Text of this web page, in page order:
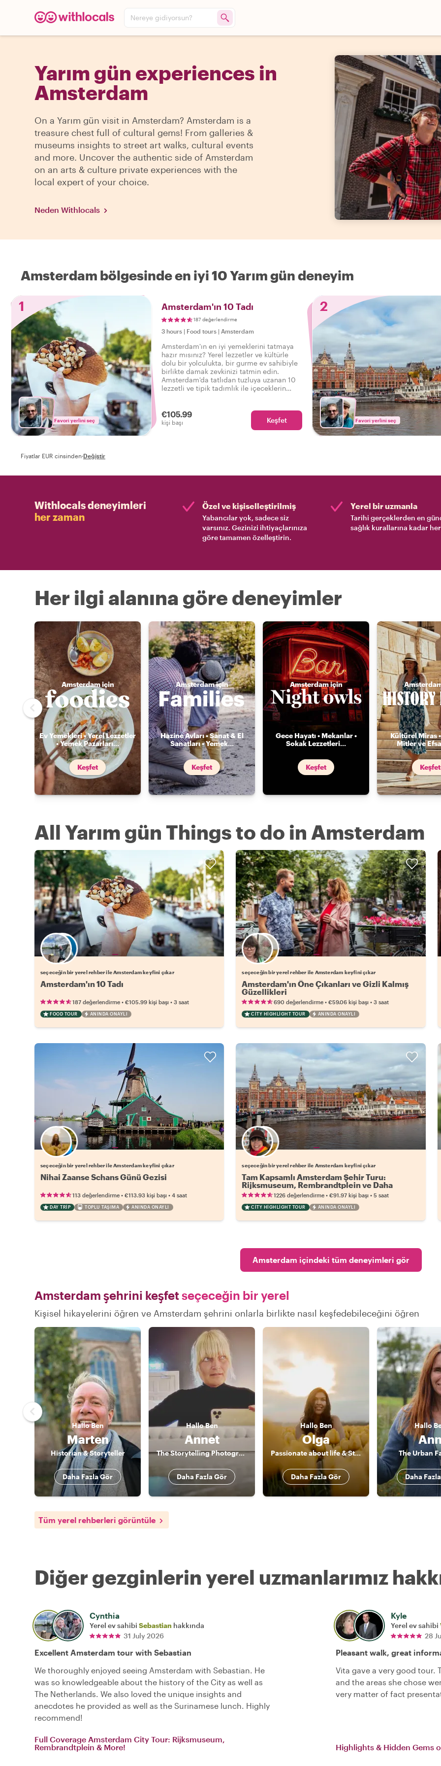
Nereye gidiyorsun?
Yarım gün experiences in
Amsterdam
On a Yarım gün visit in Amsterdam? Amsterdam is a
treasure chest full of cultural gems! From galleries &
museums insights to street art walks, cultural events
and more. Uncover the authentic side of Amsterdam
on an arts & culture private experiences with the
local expert of your choice.
Neden Withlocals
Amsterdam bölgesinde en iyi 10 Yarım gün deneyim
1
Favori yerlini seç
Amsterdam'ın 10 Tadı
187 değerlendirme
3 hours | Food tours | Amsterdam
Amsterdam'ın en iyi yemeklerini tatmaya
hazır mısınız? Yerel lezzetler ve kültürle
dolu bir yolculukta, bir gurme ev sahibiyle
birlikte damak zevkinizi tatmin edin.
Amsterdam'da tatlıdan tuzluya uzanan 10
lezzetli ve tipik tadımlık ile içeceklerin
€105.99
kişi başı Keşfet
2
Favori yerlini seç
Fiyatlar EUR cinsinden·Değiştir
Withlocals deneyimleri
her zaman
Özel ve kişiselleştirilmiş
Yabancılar yok, sadece siz
varsınız. Gezinizi ihtiyaçlarınıza
göre tamamen özelleştirin.
Yerel bir uzmanla
Tarihi gerçeklerden en
sağlık kurallarına kadar
Her ilgi alanına göre deneyimler
Amsterdam için
Ev Yemekleri • Yerel Lezzetler
• Yemek Pazarları...
Keşfet
Amsterdam için
Hazine Avları • Sanat & El
Sanatları • Yemek...
Keşfet
Amsterdam için
Gece Hayatı • Mekanlar •
Sokak Lezzetleri...
Keşfet
Kültürel Miras
Mitler ve
Keşfet
All Yarım gün Things to do in Amsterdam
Favori yerel rehberini seç
seçeceğin bir yerel rehber ile Amsterdam keyfini çıkar
Amsterdam'ın 10 Tadı
187 değerlendirme • €105.99 kişi başı • 3 saat
FOOD TOUR ANINDA ONAYLI
Favori yerel rehberini seç
seçeceğin bir yerel rehber ile Amsterdam keyfini çıkar
Amsterdam'ın Öne Çıkanları ve Gizli Kalmış
Güzellikleri
690 değerlendirme •€59.06 kişi başı •3 saat
CITY HIGHLIGHT TOUR ANINDA ONAYLI
Favori yerel rehberini seç
seçeceğin bir yerel rehber ile Amsterdam keyfini çıkar
Nihai Zaanse Schans Günü Gezisi
113 değerlendirme • €113.93 kişi başı • 4 saat
DAY TRIP TOPLU TAŞIMA ANINDA ONAYLI
Favori yerel rehberini seç
seçeceğin bir yerel rehber ile Amsterdam keyfini çıkar
Tam Kapsamlı Amsterdam Şehir Turu:
Rijksmuseum, Rembrandtplein ve Daha
Fazlası! 1226 değerlendirme •€91.97 kişi başı •5 saat
CITY HIGHLIGHT TOUR ANINDA ONAYLI
Amsterdam içindeki tüm deneyimleri gör
Amsterdam şehrini keşfetseçeceğin bir yerel
Kişisel hikayelerini öğren ve Amsterdam şehrini onlarla birlikte nasıl keşfedebileceğini öğren
HalloBen
Marten
Historian & Storyteller
Daha Fazla Gör
HalloBen
Annet
The Storytelling Photographer of Amsterdam
Daha Fazla Gör
Hallo Ben
Olga
Passionate about life & Storyteller
Daha Fazla Gör
Hallo
Ann
The Urban
Daha
Tüm yerel rehberleri görüntüle
Diğer gezginlerin yerel uzmanlarımız
Cynthia
Yerel ev sahibi Sebastian hakkında
31 July 2026
Excellent Amsterdam tour with Sebastian
We thoroughly enjoyed seeing Amsterdam with Sebastian. He
was so knowledgeable about the history of the City as well as
The Netherlands. We also loved the unique insights and
anecdotes he provided as well as the Surinamese lunch. Highly
recommend!
Full Coverage Amsterdam City Tour: Rijksmuseum,
Rembrandtplein & More!
Kyle
Yerel ev sahibi
28
Pleasant walk, great
Vita gave a very good tour.
and the areas she chose
very matter of fact
Highlights & Hidden Gems